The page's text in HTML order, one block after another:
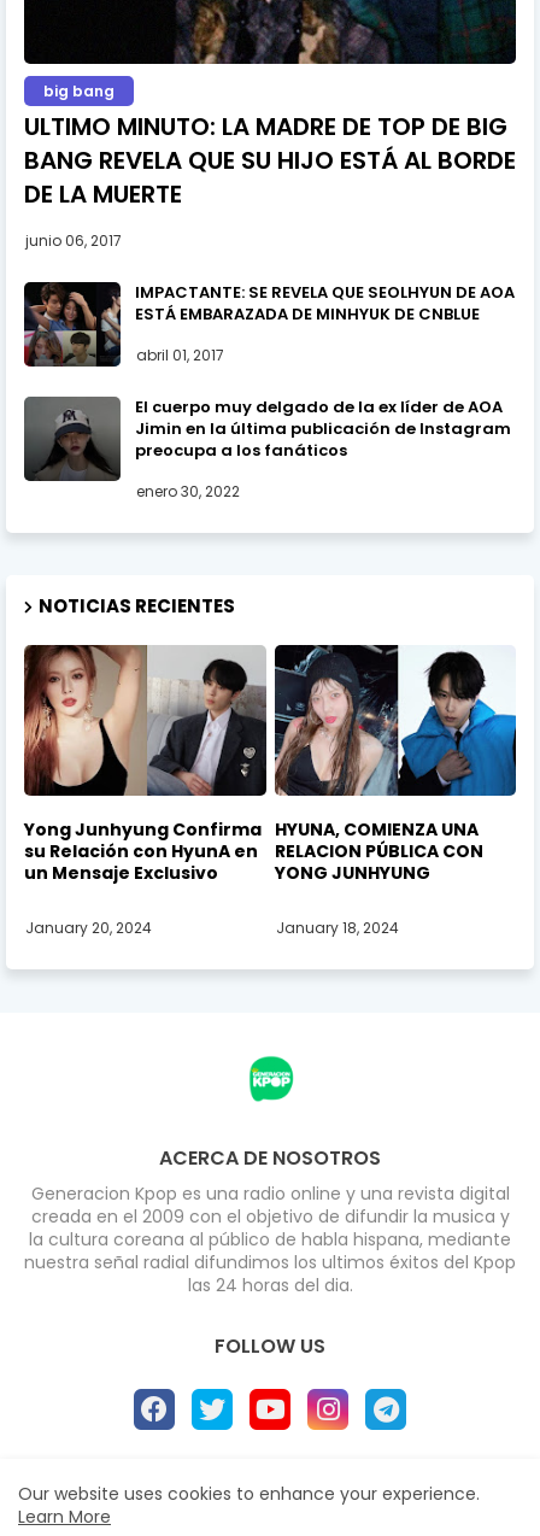
big bang
ULTIMO MINUTO: LA MADRE DE TOP DE BIG
BANG REVELA QUE SU HIJO ESTÁ AL BORDE
DE LA MUERTE
junio 06, 2017
IMPACTANTE: SE REVELA QUE SEOLHYUN DE AOA
ESTÁ EMBARAZADA DE MINHYUK DE CNBLUE
abril 01, 2017
El cuerpo muy delgado de la ex líder de AOA
Jimin en la última publicación de Instagram
preocupa a los fanáticos
enero 30, 2022
NOTICIAS RECIENTES
Yong Junhyung Confirma
su Relación con HyunA en
un Mensaje Exclusivo
January 20, 2024
HYUNA, COMIENZA UNA
RELACION PÚBLICA CON
YONG JUNHYUNG
January 18, 2024
ACERCA DE NOSOTROS
Generacion Kpop es una radio online y una revista digital
creada en el 2009 con el objetivo de difundir la musica y
la cultura coreana al público de habla hispana, mediante
nuestra señal radial difundimos los ultimos éxitos del Kpop
las 24 horas del dia.
FOLLOW US
Home About Radio
Contact us
Our website uses cookies to enhance your experience.
Learn More